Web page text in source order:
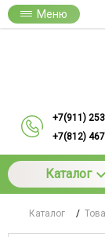
Меню
+7(911)
+7(812)
Каталог
Каталог /